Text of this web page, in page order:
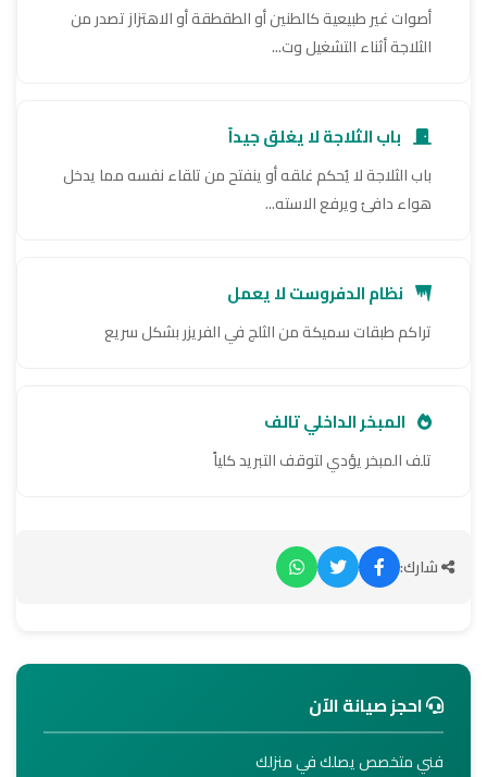
أصوات غير طبيعية كالطنين أو الطقطقة أو الاهتزاز تصدر من
الثلاجة أثناء التشغيل وت...
باب الثلاجة لا يغلق جيداً
باب الثلاجة لا يُحكم غلقه أو ينفتح من تلقاء نفسه مما يدخل
هواء دافئ ويرفع الاسته...
نظام الدفروست لا يعمل
تراكم طبقات سميكة من الثلج في الفريزر بشكل سريع
المبخر الداخلي تالف
تلف المبخر يؤدي لتوقف التبريد كلياً
شارك:
احجز صيانة الآن
فني متخصص يصلك في منزلك